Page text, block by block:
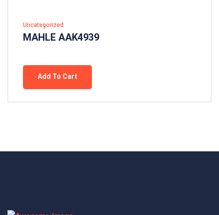
Uncategorized
MAHLE AAK4939
Add To Cart